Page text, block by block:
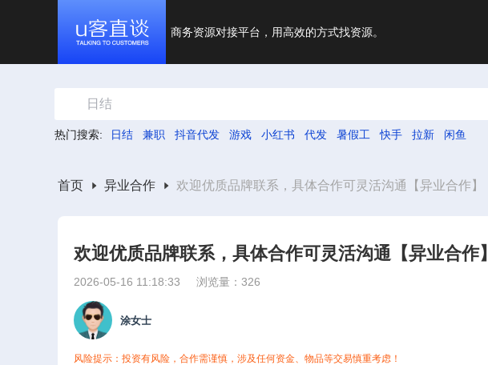
商务资源对接平台，用高效的方式找资源。
日结
热门搜索: 日结 兼职 抖音代发 游戏 小红书 代发 暑假工 快手 拉新 闲鱼
首页 异业合作 欢迎优质品牌联系，具体合作可灵活沟通【异业合作】
欢迎优质品牌联系，具体合作可灵活沟通【异业合作】
2026-05-16 11:18:33 浏览量：326
涂女士
风险提示：投资有风险，合作需谨慎，涉及任何资金、物品等交易慎重考虑！